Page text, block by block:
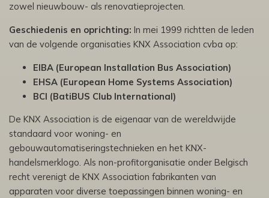
zowel nieuwbouw- als renovatieprojecten.
Geschiedenis en oprichting: In mei 1999 richtten de leden
van de volgende organisaties KNX Association cvba op:
EIBA (European Installation Bus Association)
EHSA (European Home Systems Association)
BCI (BatiBUS Club International)
De KNX Association is de eigenaar van de wereldwijde
standaard voor woning- en
gebouwautomatiseringstechnieken en het KNX-
handelsmerklogo. Als non-profitorganisatie onder Belgisch
recht verenigt de KNX Association fabrikanten van
apparaten voor diverse toepassingen binnen woning- en